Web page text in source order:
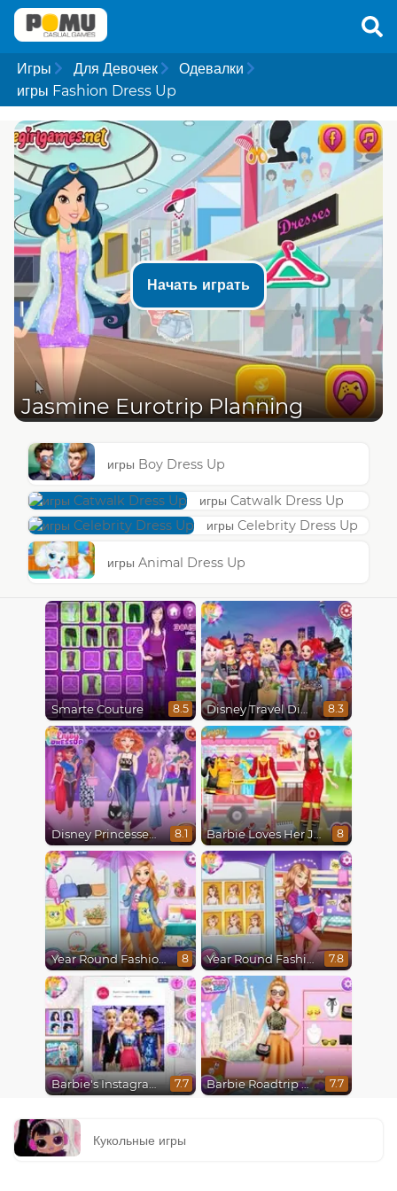
Игры Для Девочек
Одевалки
игры Fashion Dress Up
Начать играть
Jasmine Eurotrip Planning
игры Boy Dress Up
игры Catwalk Dress Up
игры Celebrity Dress Up
игры Animal Dress Up
Smarte Couture 8.5 Disney Travel Diaries: City Break 8.3
Disney Princesses Runway Show 8.1 Barbie Loves Her Job 8
Year Round Fashionista Rapunzel 8 Year Round Fashionista Belle 7.8
Barbie's Instagram Life 7.7 Barbie Roadtrip Adventure 7.7
Кукольные игры